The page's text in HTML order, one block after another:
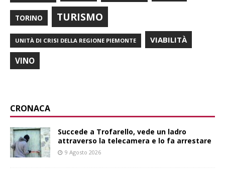
TORINO TURISMO
UNITÀ DI CRISI DELLA REGIONE PIEMONTE VIABILITÀ
VINO
CRONACA
Succede a Trofarello, vede un ladro
attraverso la telecamera e lo fa arrestare
9 Agosto 2026